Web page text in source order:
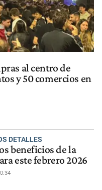
al centro de
y 50 comercios en
DETALLES
beneficios de la
este febrero 2026